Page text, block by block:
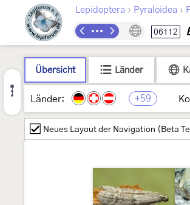
Lepidoptera › Pyraloidea ›
06112
Übersicht Länder
Länder: +59
Neues Layout der Navigation (Beta